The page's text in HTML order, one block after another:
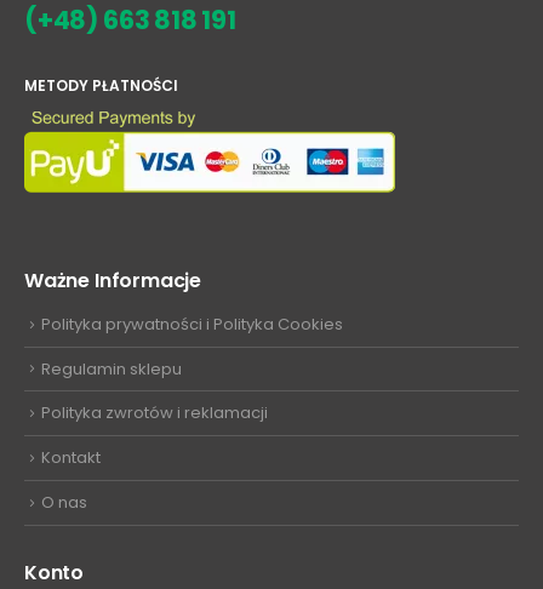
(+48) 663 818 191
METODY PŁATNOŚCI
Ważne Informacje
Polityka prywatności i Polityka Cookies
Regulamin sklepu
Polityka zwrotów i reklamacji
Kontakt
O nas
Konto